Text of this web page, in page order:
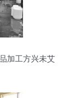
加工方兴未艾